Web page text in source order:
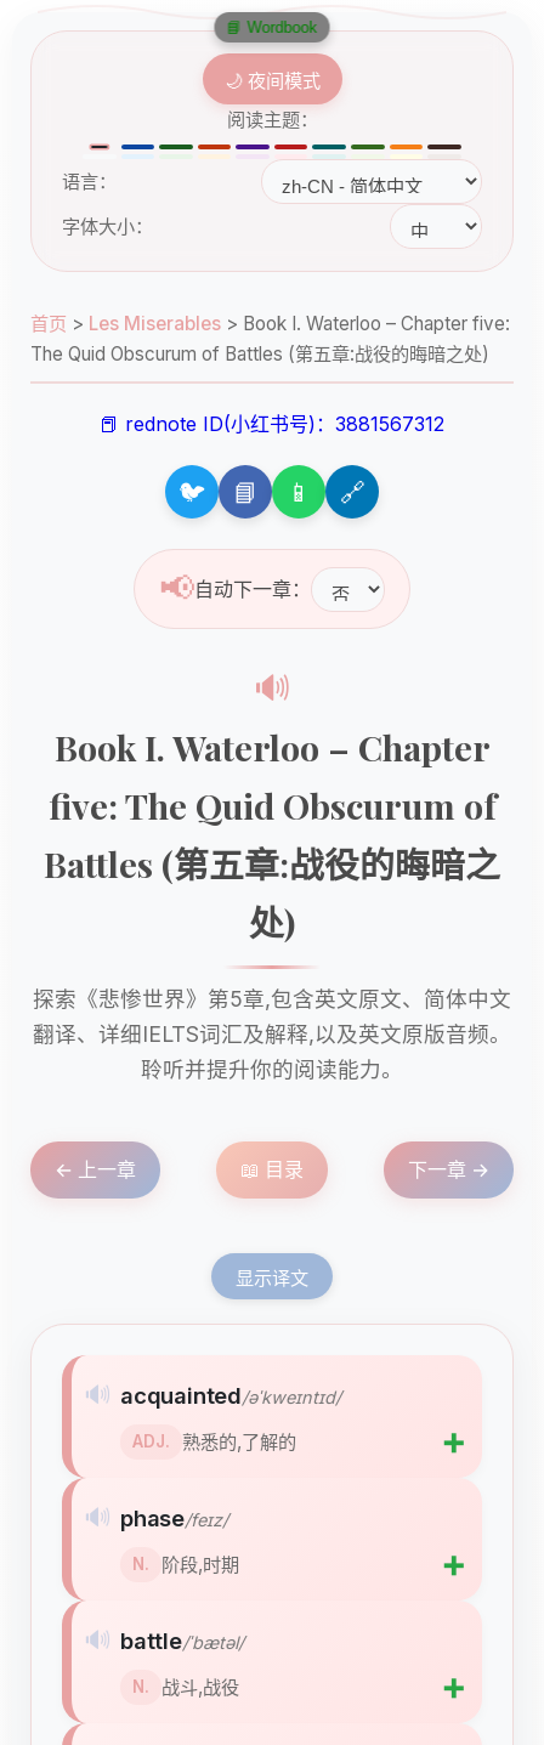
🌙 夜间模式
阅读主题：
语言：
字体大小：
首页 > Les Miserables > Book I. Waterloo – Chapter five:
The Quid Obscurum of Battles (第五章:战役的晦暗之处)
📕 rednote ID(小红书号)：3881567312
🐦 📘 📱 🔗
📢自动下一章：
🔊
Book I. Waterloo – Chapter
five: The Quid Obscurum of
Battles (第五章:战役的晦暗之
处)
探索《悲惨世界》第5章,包含英文原文、简体中文
翻译、详细IELTS词汇及解释,以及英文原版音频。
聆听并提升你的阅读能力。
← 上一章 📖 目录 下一章 →
显示译文
🔊 acquainted/əˈkweɪntɪd/
ADJ. 熟悉的,了解的 ➕
🔊 phase/feɪz/
N. 阶段,时期 ➕
🔊 battle/ˈbætəl/
N. 战斗,战役 ➕
📘 Wordbook